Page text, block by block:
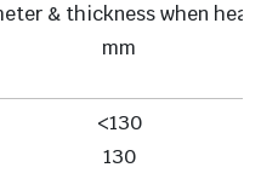
& thickness when
mm
<130
130